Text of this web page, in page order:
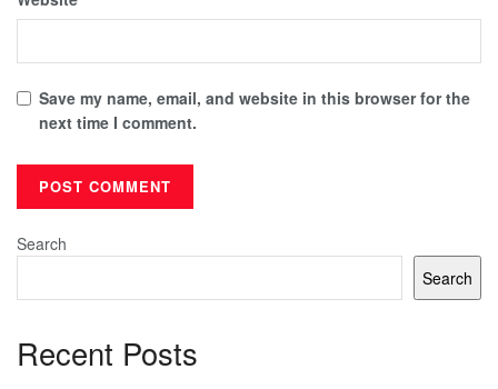
Save my name, email, and website in this browser for the
next time I comment.
Search
Search
Recent Posts